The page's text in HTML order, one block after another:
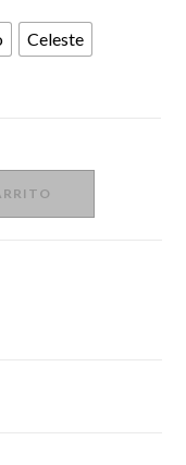
Celeste